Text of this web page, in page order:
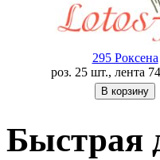
295 Роксена
роз. 25 шт., лента
Быстрая